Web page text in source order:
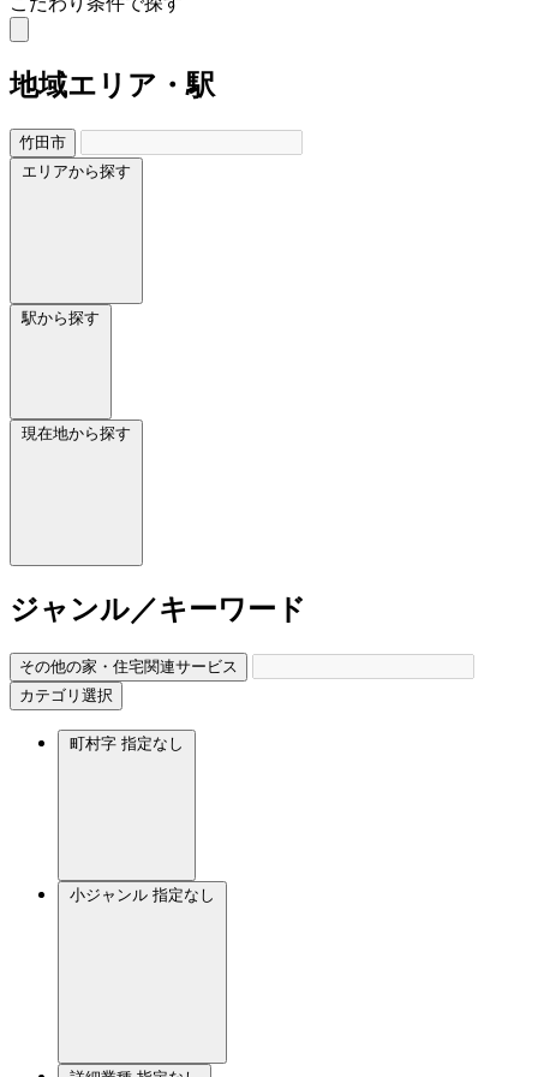
地域エリア・駅
竹田市
エリアから探す
駅から探す
現在地から探す
ジャンル／キーワード
その他の家・住宅関連サービス
カテゴリ選択
町村字 指定なし
小ジャンル 指定なし